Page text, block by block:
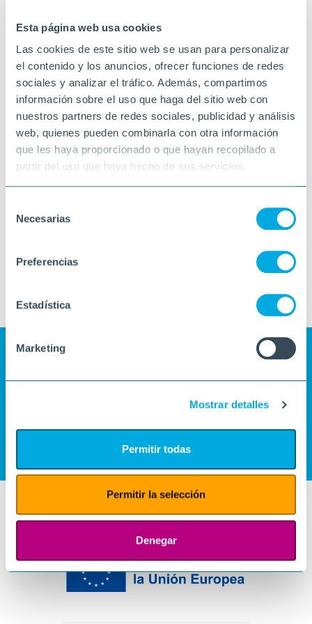
Esta página web usa cookies
Las cookies de este sitio web se usan para personalizar
el contenido y los anuncios, ofrecer funciones de redes
sociales y analizar el tráfico. Además, compartimos
información sobre el uso que haga del sitio web con
nuestros partners de redes sociales, publicidad y análisis
web, quienes pueden combinarla con otra información
que les haya proporcionado o que hayan recopilado a
partir del uso que haya hecho de sus servicios.
Necesarias
Preferencias
Estadística
Marketing
Mostrar detalles
Permitir todas
Permitir la selección
Denegar